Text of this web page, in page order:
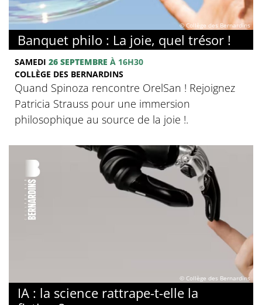
© Collège des Bernardins
Banquet philo : La joie, quel trésor !
SAMEDI 26 SEPTEMBRE À 16H30
COLLÈGE DES BERNARDINS
Quand Spinoza rencontre OrelSan ! Rejoignez
Patricia Strauss pour une immersion
philosophique au source de la joie !.
© Collège des Bernardins
IA : la science rattrape-t-elle la